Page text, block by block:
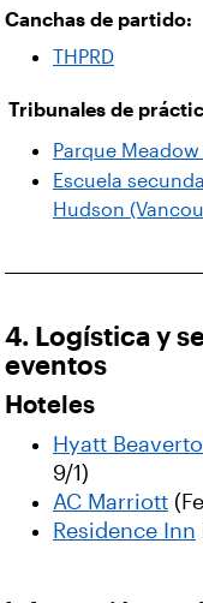
Canchas de partido:
THPRD
Tribunales de
Parque
Escuela
Hudson
4. Logística y
eventos
Hoteles
Hyatt
9/1)
AC Marriott
Residence Inn